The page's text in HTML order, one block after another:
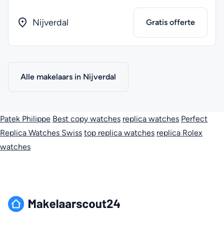
Nijverdal Gratis offerte
Alle makelaars in Nijverdal
Patek Philippe Best copy watches replica watches Perfect
Replica Watches Swiss top replica watches replica Rolex
watches